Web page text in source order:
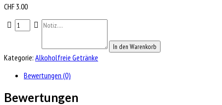
CHF 3.00
In den Warenkorb
Kategorie: Alkoholfreie Getränke
Bewertungen (0)
Bewertungen